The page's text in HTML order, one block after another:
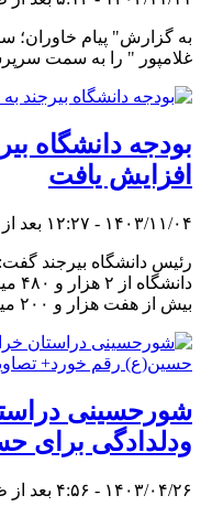
به گزارش" پیام
غلامپور " را به سمت
افزایش یافت
۱۴۰۳/۱۱/۰۴ - ۱۲:۲۷ بعد از ظهر
رئیس دانشگاه بیرجند
بیش از هفت هزار و ۲۰۰ میلیارد ریال رسیده است.
شورحسینی
ودلدادگی برای
۱۴۰۳/۰۴/۲۶ - ۴:۵۶ بعد از ظهر